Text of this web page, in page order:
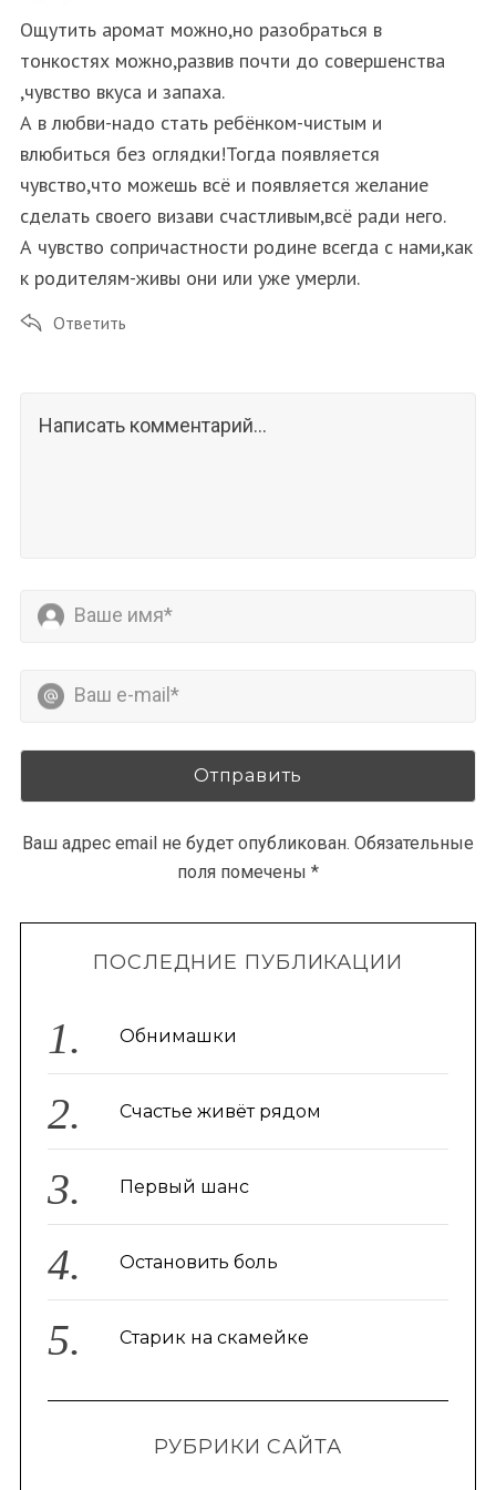
Ощутить аромат можно,но разобраться в
тонкостях можно,развив почти до совершенства
,чувство вкуса и запаха.
А в любви-надо стать ребёнком-чистым и
влюбиться без оглядки!Тогда появляется
чувство,что можешь всё и появляется желание
сделать своего визави счастливым,всё ради него.
А чувство сопричастности родине всегда с нами,как
к родителям-живы они или уже умерли.
Ответить
Ваш адрес email не будет опубликован. Обязательные
поля помечены *
ПОСЛЕДНИЕ ПУБЛИКАЦИИ
Обнимашки
Счастье живёт рядом
Первый шанс
Остановить боль
Старик на скамейке
РУБРИКИ САЙТА